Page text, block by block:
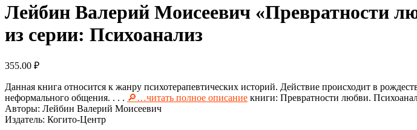
Лейбин Валерий Моисеевич «Превратности
из серии: Психоанализ
355.00 ₽
Данная книга относится к жанру психотерапевтических историй. Действие происходит в
неформального общения. . . . 🔎…читать полное описание книги: Превратности любви.
Авторы: Лейбин Валерий Моисеевич
Издатель: Когито-Центр